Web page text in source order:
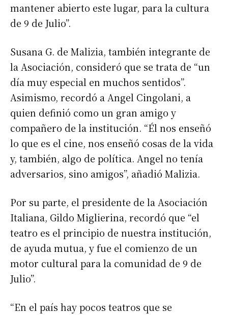
mantener abierto este lugar, para la cultura
de 9 de Julio”.
Susana G. de Malizia, también integrante de
la Asociación, consideró que se trata de “un
día muy especial en muchos sentidos”.
Asimismo, recordó a Angel Cingolani, a
quien definió como un gran amigo y
compañero de la institución. “Él nos enseñó
lo que es el cine, nos enseñó cosas de la vida
y, también, algo de política. Angel no tenía
adversarios, sino amigos”, añadió Malizia.
Por su parte, el presidente de la Asociación
Italiana, Gildo Miglierina, recordó que “el
teatro es el principio de nuestra institución,
de ayuda mutua, y fue el comienzo de un
motor cultural para la comunidad de 9 de
Julio”.
“En el país hay pocos teatros que se